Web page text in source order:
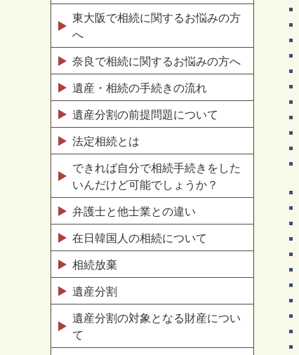
東大阪で相続に関するお悩みの方
へ
奈良で相続に関するお悩みの方へ
遺産・相続の手続きの流れ
遺産分割の前提問題について
法定相続とは
できれば自分で相続手続きをした
いんだけど可能でしょうか？
弁護士と他士業との違い
在日韓国人の相続について
相続放棄
遺産分割
遺産分割の対象となる財産につい
て